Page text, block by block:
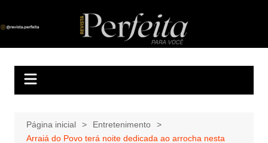
Revista Perfeita
A melhor revista eletrônica do interior de Sergipe
Página inicial
Entretenimento
Arraiá do Povo terá noite dedicada ao arrocha nesta